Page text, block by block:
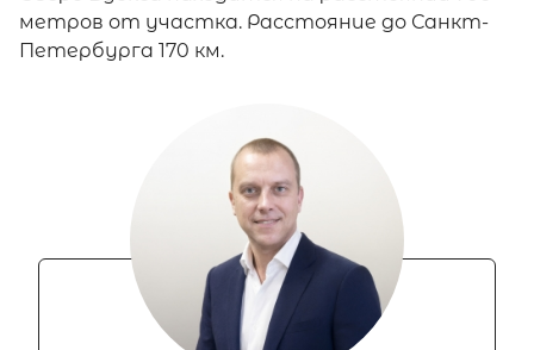
метров от участка. Расстояние до Санкт-
Петербурга 170 км.